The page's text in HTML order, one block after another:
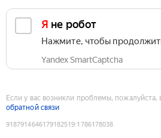
Я не робот
Нажмите, чтобы
Yandex SmartCaptcha
Если у вас возникли проблемы, пожалуйста,
обратной связи
9187914646179182519:1786178038